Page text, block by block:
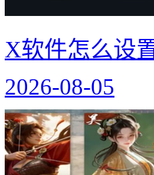
X软件怎么设
2026-08-05